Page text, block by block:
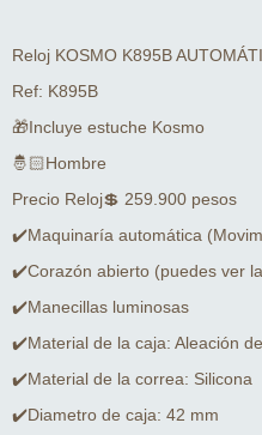
Reloj KOSMO K895B
Ref: K895B
🎁Incluye estuche Kosmo
🤴🏻Hombre
Precio Reloj💲 259.900 pesos
✔️Maquinaría automática
✔️Corazón abierto (puedes ver
✔️Manecillas luminosas
✔️Material de la caja: Aleación
✔️Material de la correa: Silicona
✔️Diametro de caja: 42 mm